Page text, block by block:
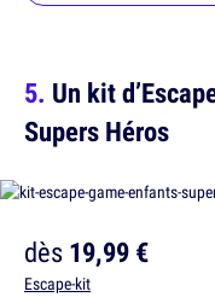
Un kit
Supers Héros
dès19,99 €
Escape-kit